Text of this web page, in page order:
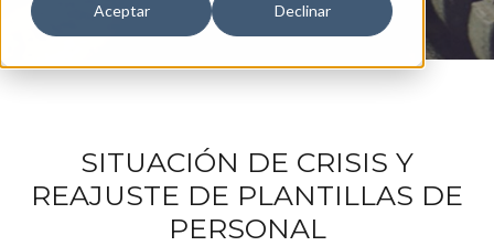
Aceptar Declinar
SITUACIÓN DE CRISIS Y
REAJUSTE DE PLANTILLAS DE
PERSONAL